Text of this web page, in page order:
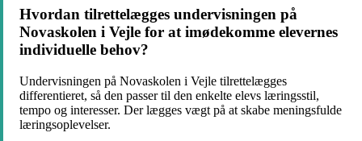
Hvordan tilrettelægges undervisningen på
Novaskolen i Vejle for at imødekomme elevernes
individuelle behov?
Undervisningen på Novaskolen i Vejle tilrettelægges
differentieret, så den passer til den enkelte elevs læringsstil,
tempo og interesser. Der lægges vægt på at skabe meningsfulde
læringsoplevelser.